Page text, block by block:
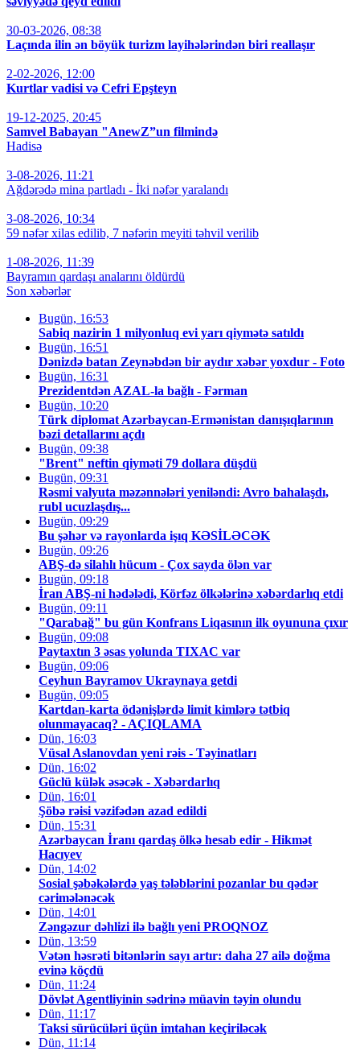
30-03-2026, 08:38
Laçında ilin ən böyük turizm layihələrindən biri reallaşır
2-02-2026, 12:00
Kurtlar vadisi və Cefri Epşteyn
19-12-2025, 20:45
Samvel Babayan "AnewZ”un filmində
Hadisə
3-08-2026, 11:21
Ağdərədə mina partladı - İki nəfər yaralandı
3-08-2026, 10:34
59 nəfər xilas edilib, 7 nəfərin meyiti təhvil verilib
1-08-2026, 11:39
Bayramın qardaşı analarını öldürdü
Son xəbərlər
Bugün, 16:53
Sabiq nazirin 1 milyonluq evi yarı qiymətə satıldı
Bugün, 16:51
Dənizdə batan Zeynəbdən bir aydır xəbər yoxdur - Foto
Bugün, 16:31
Prezidentdən AZAL-la bağlı - Fərman
Bugün, 10:20
Türk diplomat Azərbaycan-Ermənistan danışıqlarının
bəzi detallarını açdı
Bugün, 09:38
"Brent" neftin qiyməti 79 dollara düşdü
Bugün, 09:31
Rəsmi valyuta məzənnələri yeniləndi: Avro bahalaşdı,
rubl ucuzlaşdış...
Bugün, 09:29
Bu şəhər və rayonlarda işıq KƏSİLƏCƏK
Bugün, 09:26
ABŞ-də silahlı hücum - Çox sayda ölən var
Bugün, 09:18
İran ABŞ-ni hədələdi, Körfəz ölkələrinə xəbərdarlıq etdi
Bugün, 09:11
"Qarabağ" bu gün Konfrans Liqasının ilk oyununa çıxır
Bugün, 09:08
Paytaxtın 3 əsas yolunda TIXAC var
Bugün, 09:06
Ceyhun Bayramov Ukraynaya getdi
Bugün, 09:05
Kartdan-karta ödənişlərdə limit kimlərə tətbiq
olunmayacaq? - AÇIQLAMA
Dün, 16:03
Vüsal Aslanovdan yeni rəis - Təyinatları
Dün, 16:02
Güclü külək əsəcək - Xəbərdarlıq
Dün, 16:01
Şöbə rəisi vəzifədən azad edildi
Dün, 15:31
Azərbaycan İranı qardaş ölkə hesab edir - Hikmət
Hacıyev
Dün, 14:02
Sosial şəbəkələrdə yaş tələblərini pozanlar bu qədər
cərimələnəcək
Dün, 14:01
Zəngəzur dəhlizi ilə bağlı yeni PROQNOZ
Dün, 13:59
Vətən həsrəti bitənlərin sayı artır: daha 27 ailə doğma
evinə köçdü
Dün, 11:24
Dövlət Agentliyinin sədrinə müavin təyin olundu
Dün, 11:17
Taksi sürücüləri üçün imtahan keçiriləcək
Dün, 11:14